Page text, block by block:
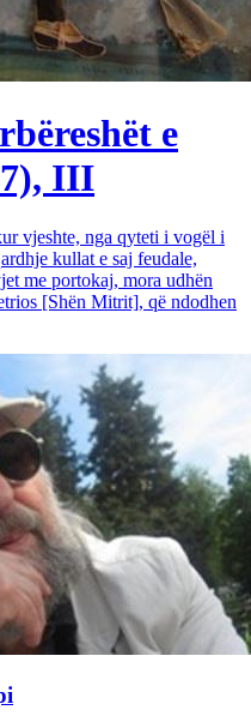
e
III
vjeshte, nga qyteti i vogël i
kullat e saj feudale,
me portokaj, mora udhën
[Shën Mitrit], që ndodhen